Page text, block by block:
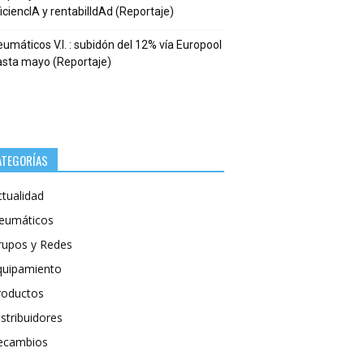
y rentabilIdAd (Reportaje)
V.I. : subidón del 12% vía Europool
mayo (Reportaje)
y Redes